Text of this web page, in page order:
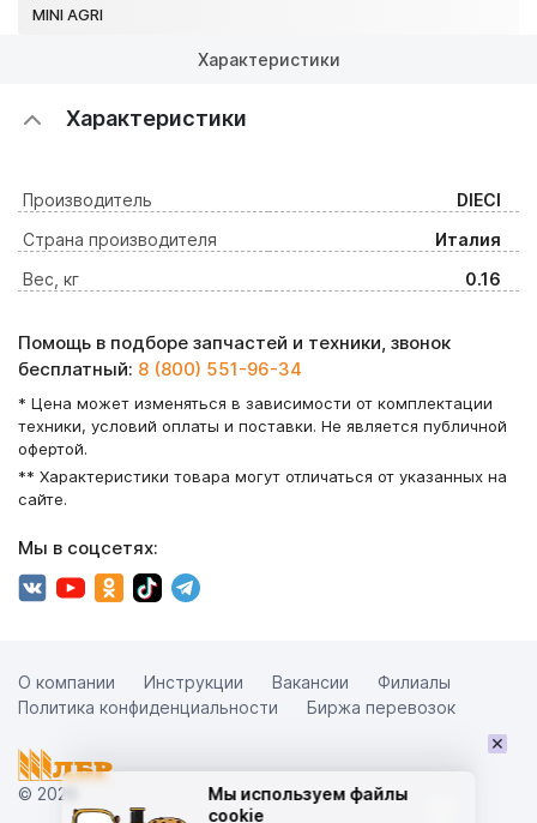
MINI AGRI
Характеристики
Характеристики
Производитель
DIECI
Страна производителя
Италия
Вес, кг
0.16
Мы используем файлы
cookie
Помощь в подборе запчастей и техники, звонок
бесплатный: 8 (800) 551-96-34
* Цена может изменяться в зависимости от комплектации
техники, условий оплаты и поставки. Не является публичной
офертой.
** Характеристики товара могут отличаться от указанных на
сайте.
Мы в соцсетях:
© 2026
О компании Инструкции Вакансии
Филиалы
Политика конфиденциальности
Биржа перевозок
×